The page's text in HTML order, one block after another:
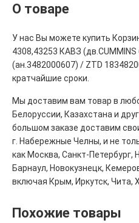
О товаре
У нас Вы можете купить
4308,43253 КАВЗ (дв.CUMMINS
(ан.3482000607) / ZTD
кратчайшие сроки.
Мы доставим вам товар в
Белоруссии, Казахстана и
большом заказе доставим
г. Набережные Челны, и не
как Москва, Санкт-Петербург,
Барнаул, Новокузнецк,
включая Крым, Иркутск, Чита,
Похожие товары